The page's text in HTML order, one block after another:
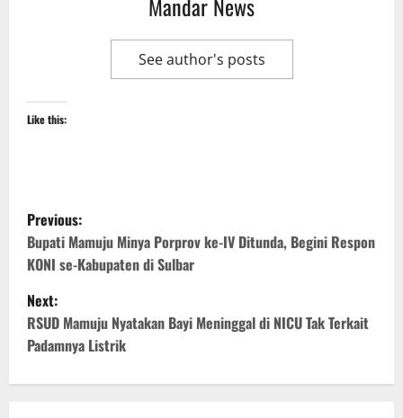
Mandar News
See author's posts
Like this:
P
o
s
t
n
Previous:
Bupati Mamuju Minya Porprov ke-IV Ditunda, Begini Respon
KONI se-Kabupaten di Sulbar
Next:
RSUD Mamuju Nyatakan Bayi Meninggal di NICU Tak Terkait
Padamnya Listrik